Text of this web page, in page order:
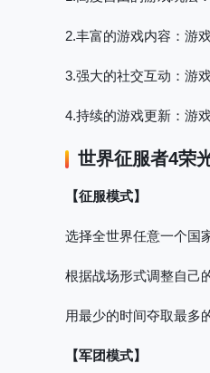
2.丰富的游戏内容 ：游
3.强大的社交互动 ：游
4.持续的游戏更新 ：游
世界征服者4荣
【征服模式】
选择全世界任意一个国
根据战场形式调整自己
用最少的时间夺取最多
【军团模式】